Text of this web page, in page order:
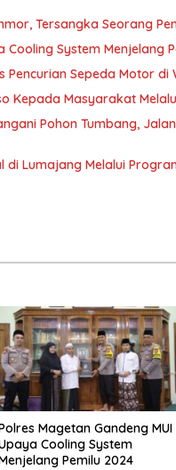
Tersangka Seorang
Cooling System Menjelang
Pencurian Sepeda Motor di
Kepada Masyarakat
Pohon Tumbang,
Lumajang Melalui
Magetan Gandeng MUI
Cooling System
Pemilu 2024